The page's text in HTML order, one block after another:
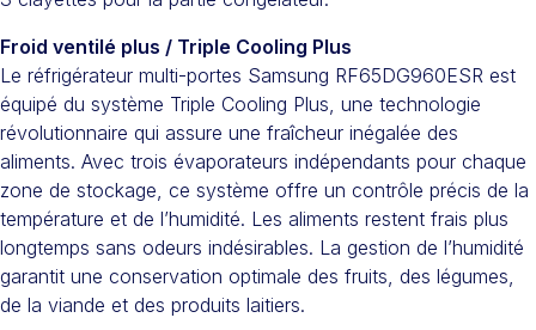
Froid ventilé plus / Triple Cooling Plus
Le réfrigérateur multi-portes Samsung RF65DG960ESR est
équipé du système Triple Cooling Plus, une technologie
révolutionnaire qui assure une fraîcheur inégalée des
aliments. Avec trois évaporateurs indépendants pour chaque
zone de stockage, ce système offre un contrôle précis de la
température et de l’humidité. Les aliments restent frais plus
longtemps sans odeurs indésirables. La gestion de l’humidité
garantit une conservation optimale des fruits, des légumes,
de la viande et des produits laitiers.